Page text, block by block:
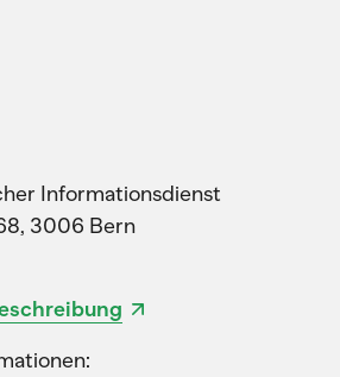
Informationsdienst
3006 Bern